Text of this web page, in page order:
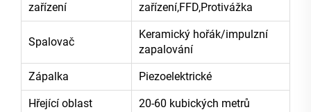
zařízení
zařízení,FFD,Protivážka
Spalovač
Keramický hořák/impulzní
zapalování
Zápalka Piezoelektrické
Hřející oblast 20-60 kubických metrů